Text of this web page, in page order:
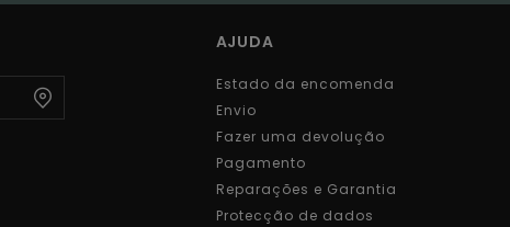
AJUDA
Estado da encomenda
Envio
Fazer uma devolução
Pagamento
Reparações e Garantia
Protecção de dados